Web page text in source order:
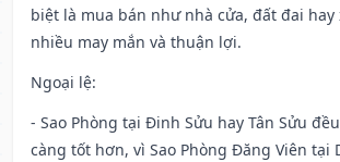
biệt là mua bán như nhà cửa, đất đai hay
nhiều may mắn và thuận lợi.
Ngoại lệ:
- Sao Phòng tại Đinh Sửu hay Tân Sửu
càng tốt hơn, vì Sao Phòng Đăng Viên tại